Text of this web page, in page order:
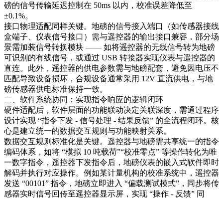
磅的信号传输延迟控制在 50ms 以内，校准误差降低至
±0.1%。​
接口物理适配同样关键。地磅的信号接入端口（如传感器接线
盒端子、仪表信号接口）需与遥控器的输出接口兼容，部分场
景需加装信号转换模块 —— 如将遥控器的无线信号转为地磅
可识别的有线信号，或通过 USB 转接器实现仪表与遥控器的
直连。此外，遥控器的供电参数需与地磅配套，避免因电压不
匹配导致设备损坏，合规设备通常采用 12V 直流供电，与地
磅传感器供电标准保持一致。​
二、软件系统协同：实现指令响应的逻辑闭环​
硬件适配后，软件层面的功能联动决定关联深度，需通过程序
设计实现 “指令下发 - 信号处理 - 结果反馈” 的全流程闭环。核
心是建立统一的数据交互规则与功能映射关系。​
数据交互规则标准化是关键。遥控器与地磅需共享统一的指令
编码体系，如将 “模拟 10 吨载荷”“校准零点” 等操作转化为唯
一数字指令，遥控器下发指令后，地磅仪表的嵌入式软件即时
解码并执行对应操作。例如某计量机构的校准系统中，遥控器
发送 “00101” 指令，地磅立即进入 “偏载测试模式”，同步将传
感器实时信号回传至遥控器显示屏，实现 “操作 - 反馈” 同